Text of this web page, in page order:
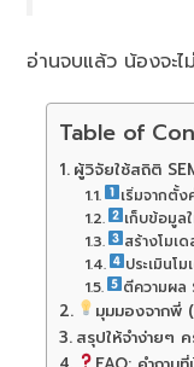
อ่านจบแล้ว น้องจะ
Table of
ผู้วิจัยใช้สถิติ
เริ่มจากตั้
เก็บข้อมูล
สร้างโมเ
ประเมินโ
ตีความผล
มุมมองจากพี่
สรุปให้จำง่ายๆ